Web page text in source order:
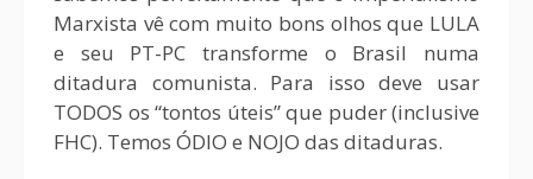
Marxista vê com muito bons olhos que LULA
e seu PT-PC transforme o Brasil numa
ditadura comunista. Para isso deve usar
TODOS os “tontos úteis” que puder (inclusive
FHC). Temos ÓDIO e NOJO das ditaduras.